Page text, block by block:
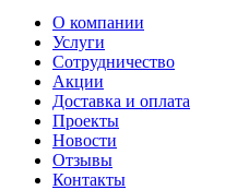
О компании
Услуги
Сотрудничество
Акции
Доставка и оплата
Проекты
Новости
Отзывы
Контакты